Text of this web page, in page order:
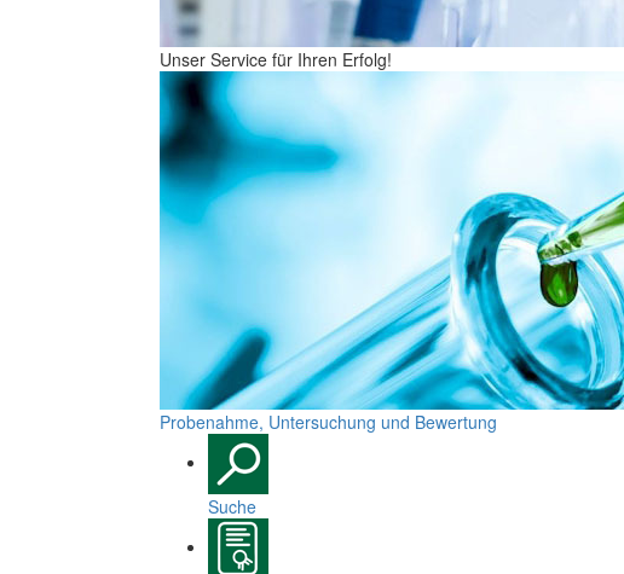
Unser Service für Ihren Erfolg!
Probenahme, Untersuchung und Bewertung
Suche